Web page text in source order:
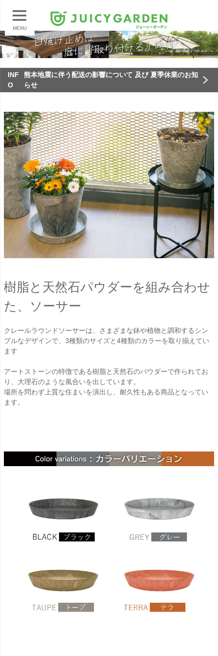
MENU
INF
O
熊本地震に伴う配送の影響について 及び 夏季休業のお知
らせ
樹脂と天然石パウダーを組み合わせ
た、ソーサー
クレールラウンドソーサーは、さまざまな鉢や植物と調和するシン
プルなデザインで、3種類のサイズと4種類のカラーを取り揃えてい
ます
アートストーンの特徴である樹脂と天然石のパウダーで作られてお
り、大理石のような風合いを出しています。
場所を問わず上質な住まいを演出し、耐久性もある商品となってい
ます。